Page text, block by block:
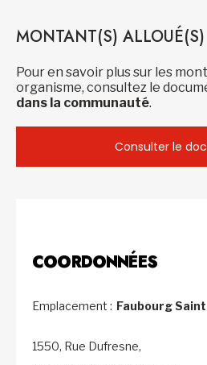
MONTANT(S) ALLOUÉ(S)
Pour en savoir plus sur les
organisme, consultez le
dans la communauté.
Consulter le
COORDONNÉES
Emplacement : Faubourg
1550, Rue Dufresne,